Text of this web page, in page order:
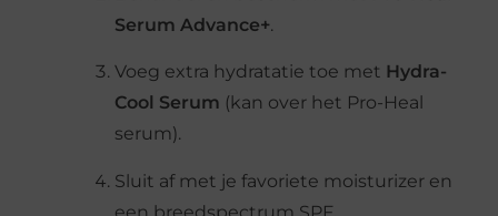
Serum Advance+.
Voeg extra hydratatie toe met Hydra-
Cool Serum (kan over het Pro-Heal
serum).
Sluit af met je favoriete moisturizer en
een breedspectrum SPF.